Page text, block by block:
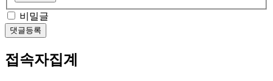
비밀글
댓글등록
접속자집계